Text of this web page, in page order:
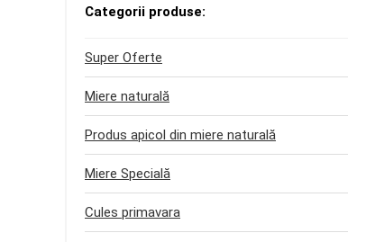
Categorii produse:
Super Oferte
Miere naturală
Produs apicol din miere naturală
Miere Specială
Cules primavara